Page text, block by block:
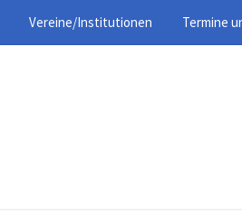
Vereine/Institutionen Termine